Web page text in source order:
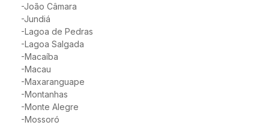
-João Câmara
-Jundiá
-Lagoa de Pedras
-Lagoa Salgada
-Macaíba
-Macau
-Maxaranguape
-Montanhas
-Monte Alegre
-Mossoró